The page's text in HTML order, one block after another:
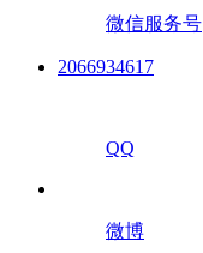
微信服务号
2066934617
QQ
微博